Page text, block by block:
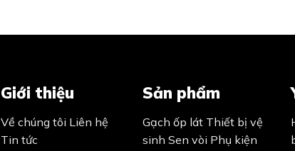
Giới thiệu
Về chúng tôi Liên hệ
Tin tức
Sản phẩm
Gạch ốp lát Thiết bị vệ
sinh Sen vòi Phụ kiện